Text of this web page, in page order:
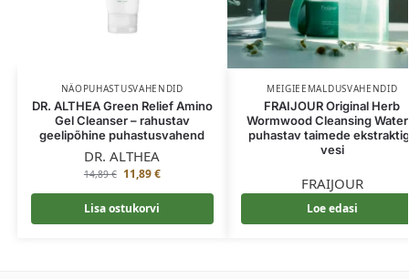
NÄOPUHASTUSVAHENDID
DR. ALTHEA Green Relief Amino
Gel Cleanser – rahustav
geelipõhine puhastusvahend
DR. ALTHEA
14,89€ 11,89€
Lisa ostukorvi
MEIGIEEMALDUSVAHENDID
FRAIJOUR Original Herb
Wormwood Cleansing
puhastav taimede
vesi
FRAIJOUR
Loe edasi